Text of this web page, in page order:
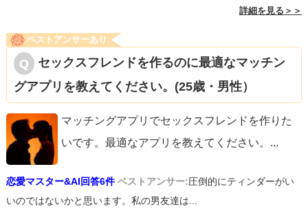
詳細を見る＞＞
ベストアンサーあり
セックスフレンドを作るのに最適なマッチン
グアプリを教えてください。(25歳・男性）
マッチングアプリでセックスフレンドを作りた
いです。最適なアプリを教えてください。 ...
恋愛マスター&AI回答6件 ベストアンサー:圧倒的にティンダーがい
いのではないかと思います。私の男友達は...